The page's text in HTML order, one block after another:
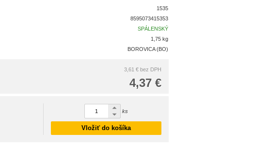
1535
8595073415353
SPÁLENSKÝ
1,75 kg
BOROVICA (BO)
3,61 € bez DPH
4,37 €
ks
Vložiť do košíka